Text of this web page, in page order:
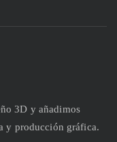
3D y añadimos
y producción gráfica.